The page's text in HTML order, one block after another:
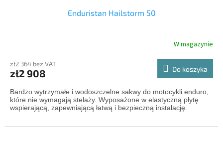
Enduristan Hailstorm 50
W magazynie
zł2 364 bez VAT
zł2 908 Do koszyka
Bardzo wytrzymałe i wodoszczelne sakwy do motocykli enduro,
które nie wymagają stelaży. Wyposażone w elastyczną płytę
wspierającą, zapewniającą łatwą i bezpieczną instalację.